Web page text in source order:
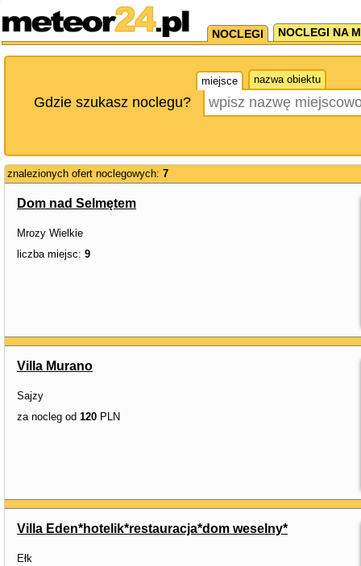
NOCLEGI NOCLEGI NA
miejsce nazwa obiektu
Gdzie szukasz noclegu?
znalezionych ofert noclegowych: 7
Dom nad Selmętem
Mrozy Wielkie
liczba miejsc: 9
Villa Murano
Sajzy
za nocleg od 120 PLN
Villa Eden*hotelik*restauracja*dom weselny*
Ełk